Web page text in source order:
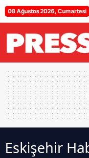
08 Ağustos 2026, Cumartesi
Eskişehir